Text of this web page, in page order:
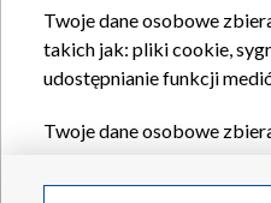
Twoje dane osobowe
takich jak: pliki cookie,
udostępnianie funkcji
Twoje dane osobowe
Partnerów TVPdla